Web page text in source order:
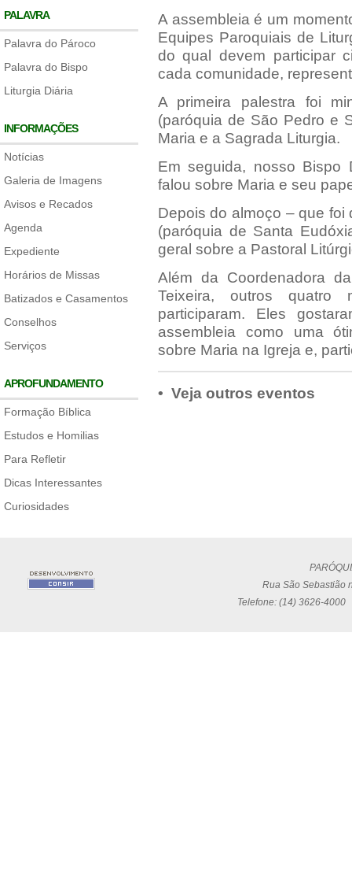
PALAVRA
Palavra do Pároco
Palavra do Bispo
Liturgia Diária
INFORMAÇÕES
Notícias
Galeria de Imagens
Avisos e Recados
Agenda
Expediente
Horários de Missas
Batizados e Casamentos
Conselhos
Serviços
APROFUNDAMENTO
Formação Bíblica
Estudos e Homilias
Para Refletir
Dicas Interessantes
Curiosidades
A assembleia é um
Equipes Paroquiais de
do qual devem participar
cada comunidade,
A primeira palestra foi
(paróquia de São Pedro e
Maria e a Sagrada Liturgia.
Em seguida, nosso Bispo
falou sobre Maria e seu
Depois do almoço – que
(paróquia de Santa
geral sobre a Pastoral
Além da Coordenadora
Teixeira, outros quatro
participaram. Eles
assembleia como uma
sobre Maria na Igreja e,
• Veja outros eventos
Rua São Sebastião
Telefone: (14) 3626-